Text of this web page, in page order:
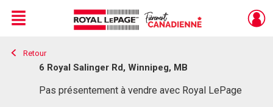
Live
En Direct
Menu
Retour
6 Royal Salinger Rd, Winnipeg, MB
Pas présentement à vendre avec Royal LePage